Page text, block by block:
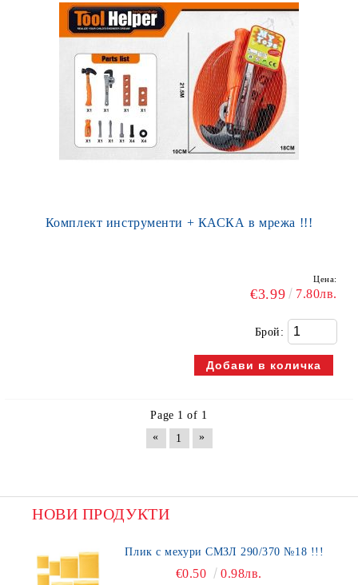
Комплект инструменти + КАСКА в мрежа !!!
Цена:
€3.99 7.80лв.
Брой:
Page 1 of 1
«
1 »
НОВИ ПРОДУКТИ
Плик с мехури СМЗЛ 290/370 №18 !!!
€0.50 0.98лв.